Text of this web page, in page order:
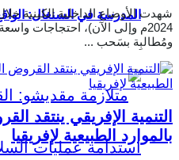
المدرسة في السنغال:
2024م وإلى الآن)، احتجاجات
ومُطالبِة بسَحب ...
التنمية الإفريقي ينتقد
بالموارد الطبيعية لإفريقيا